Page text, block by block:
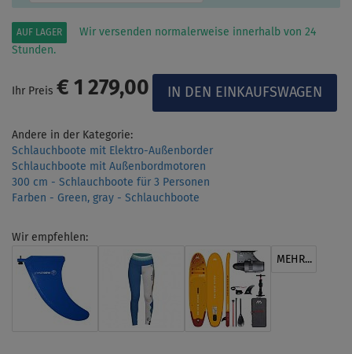
AUF LAGER
Wir versenden normalerweise innerhalb von 24
Stunden.
Ihr Preis € 1 279,00
Andere in der Kategorie:
Schlauchboote mit Elektro-Außenborder
Schlauchboote mit Außenbordmotoren
300 cm - Schlauchboote für 3 Personen
Farben - Green, gray - Schlauchboote
Wir empfehlen:
MEHR...